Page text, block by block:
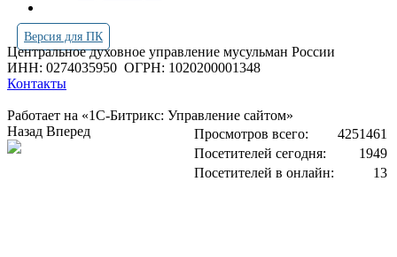
Версия для ПК
Центральное духовное управление мусульман России
ИНН: 0274035950 ОГРН: 1020200001348
Контакты
Работает на «1С-Битрикс: Управление сайтом»
Просмотров всего:
4251461
Посетителей сегодня:
1949
Посетителей в онлайн:
13
Назад Вперед